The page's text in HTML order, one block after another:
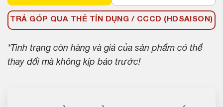
TRẢ GÓP QUA THẺ TÍN DỤNG / CCCD (HDSAISON)
*Tình trạng còn hàng và giá của sản phẩm có thể
thay đổi mà không kịp báo trước!